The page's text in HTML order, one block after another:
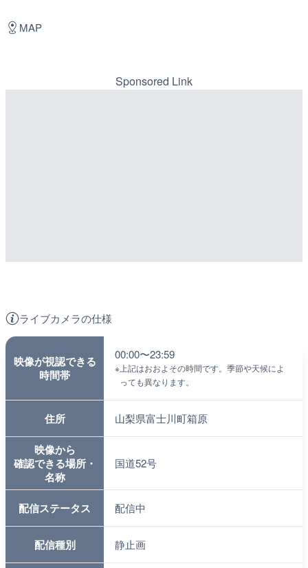
ライブカメラの仕様
映像が視認できる
時間帯
00:00〜23:59
※ 上記はおおよその時間です。季節や天候によ
っても異なります。
住所 山梨県富士川町箱原
映像から
確認できる場所・
名称
国道52号
配信ステータス 配信中
配信種別 静止画
MAP
Sponsored Link